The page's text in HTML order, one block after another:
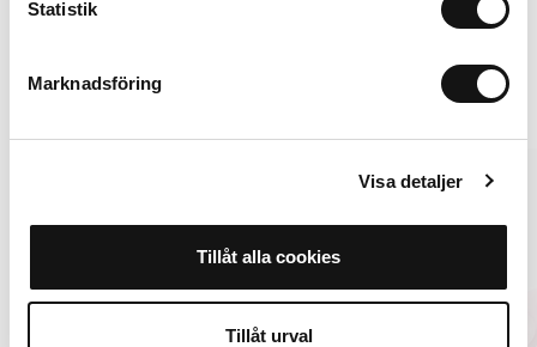
Statistik
Marknadsföring
Visa detaljer
Tillåt alla cookies
Tillåt urval
Alternatives
Popular